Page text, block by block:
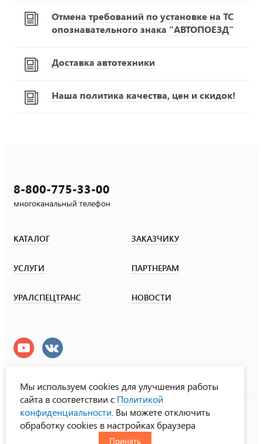
Отмена требований по установке на ТС
опознавательного знака "АВТОПОЕЗД"
Доставка автотехники
Наша политика качества, цен и скидок!
8-800-775-33-00
многоканальный телефон
КАТАЛОГ ЗАКАЗЧИКУ
УСЛУГИ ПАРТНЕРАМ
УРАЛСПЕЦТРАНС НОВОСТИ
УралСпецТранс
© ООО «Урал СТ», 2000-2026
Политика конфиденциальности
Мы используем cookies для улучшения работы
сайта в соответствии с Политикой
конфиденциальности . Вы можете отключить
обработку cookies в настройках браузера
Принять